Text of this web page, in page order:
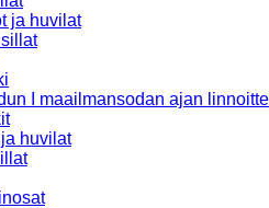
ja huvilat
I maailmansodan ajan
huvilat